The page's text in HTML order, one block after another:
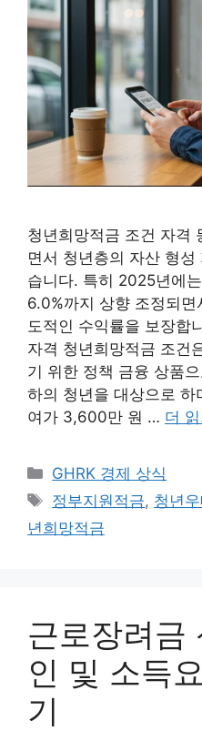
청년희망적금 조건 자격
면서 청년층의 자산 형
습니다. 특히 2025년에
6.0%까지 상향 조정되
도적인 수익률을 보장합
자격 청년희망적금 조건
기 위한 정책 금융 상품
하의 청년을 대상으로
여가 3,600만 원 … 더 읽
카
테
리
GHRK 경제 상식
태
그
정부지원적금, 청년
년희망적금
근로장려금
인 및 소득
기